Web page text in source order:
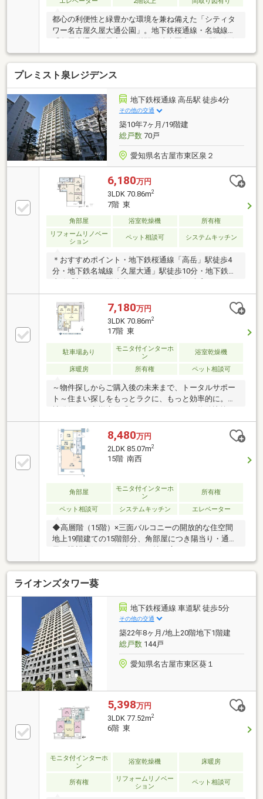
都心の利便性と緑豊かな環境を兼ね備えた「シティタ
ワー名古屋久屋大通公園」。地下鉄桜通線・名城線
が利用可能なアクセスを誇ります。地上31階建・総戸
数231戸の大規模タワーレジデンスは、清水建設施工
による制震構造で安心の住まい。スカイラウンジやゲ
ストルームなど充実の共用施設を備え、都心にいなが
ら久屋大通公園の緑を身近に感じられる贅沢な暮らし
を実現します。
プレミスト泉レジデンス
地下鉄桜通線 高岳駅 徒歩4分
その他の交通
築10年7ヶ月/19階建
総戸数70戸
愛知県名古屋市東区泉２
6,180万円
3LDK 70.86m2
7階 東
角部屋 浴室乾燥機
所有権
リフォームリノベー
ション
ペット相談可 システムキッチン
＊おすすめポイント・地下鉄桜通線「高岳」駅徒歩4
分・地下鉄名城線「久屋大通」駅徒歩10分・地下鉄東
山線「新栄町」駅徒歩13分・2016年築・大和ハウス工
業分譲の「プレミスト」シリーズ・免震構造・24時間
ゴミ出し可能・ペット飼育可（諸制限有り）・高級感
のある廊下設計・全室がバルコニーに面しており、日
当たり・風通し良好・目の前は公園のため、見晴らし
良好＊周辺環境・東桜小学校 徒歩10分・冨士中学
校 徒歩7分・マックスバリュ代官店 っと穂10分・
ヤマナカ白壁フランテ 徒歩15分・オアシス21 徒歩
12分まずはお電話・メールにてお気軽にお問合せ下さ
い！
7,180万円
3LDK 70.86m2
17階 東
駐車場あり
モニタ付インターホ
ン
浴室乾燥機
床暖房 所有権 ペット相談可
～物件探しからご購入後の未来まで、トータルサポー
ト～住まい探しをもっとラクに、もっと効率的に。弊
社発行のお客様専用「マイページ」なら、物件比較や
内見予約、周辺環境のチェックまでスマホで完結。よ
く行く場所へのルートや所要時間がわかる「Door to
Door機能」で、通勤・通学時間もスムーズに検索でき
ます。東宝ハウス名古屋中央では、物件のご紹介にと
どまらず、独自の会員サービス「TOHO HOUSE
CLUB」や「未来カレンダー」を活用したライフプラン
ニングを通じて、ご入居後もお客様の安心と豊かな暮
らしに寄り添い続けます。
8,480万円
2LDK 85.07m2
15階 南西
角部屋
モニタ付インターホ
ン
所有権
ペット相談可 システムキッチン エレベーター
◆高層階（15階）×三面バルコニーの開放的な住空間
地上19階建ての15階部分、角部屋につき陽当り・通
風・眺望良好です。 ◇約20.1帖の広々としたリビン
グ・ダイニングに加え、リビング側・洋室側・サービ
スバルコニーと、配慮の行き届いた設計となっていま
す。 ◆. 快適性と意匠性を高めた間取り変更（MENU
PLAN-1）広々とした玄関・廊下：廊下幅を拡張（有効
幅W1000）し、ゆとりあるアプローチを実現。 ◇下
足入れのサイズ変更や人感センサー付き照明も配置さ
れています。
ライオンズタワー葵
地下鉄桜通線 車道駅 徒歩5分
その他の交通
築22年8ヶ月/地上20階地下1階建
総戸数144戸
愛知県名古屋市東区葵１
5,398万円
3LDK 77.52m2
6階 東
モニタ付インターホ
ン
浴室乾燥機 床暖房
所有権
リフォームリノベー
ション
ペット相談可